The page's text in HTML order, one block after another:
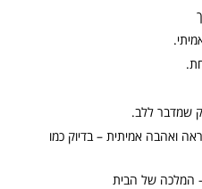
שמדבר ללב.
ואהבה אמיתית – בדיוק כמו
המלכה של הבית